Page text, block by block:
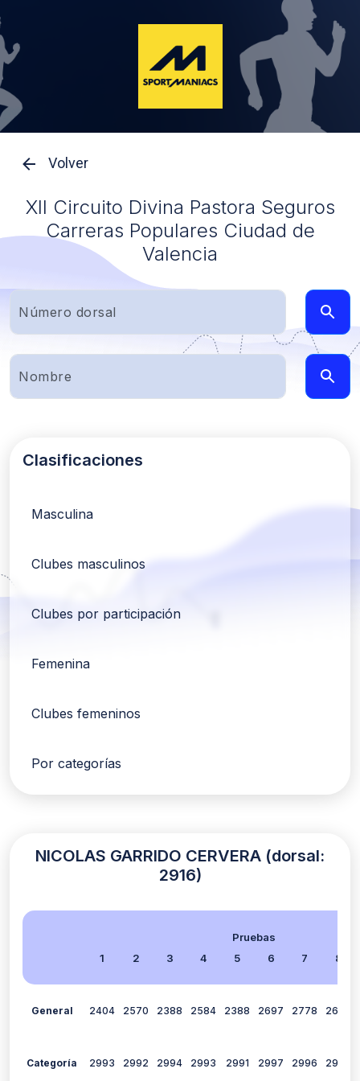
Volver
XII Circuito Divina Pastora Seguros
Carreras Populares Ciudad de
Valencia
Clasificaciones
Masculina
Clubes masculinos
Clubes por participación
Femenina
Clubes femeninos
Por categorías
NICOLAS GARRIDO CERVERA (dorsal:
2916)
Pruebas
1
2 3 4 5 6 7 8
General 2404 2570 2388 2584 2388 2697 2778 2677
Categoría 2993 2992 2994 2993 2991 2997 2996 2994